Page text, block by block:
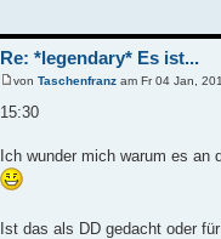
Re: *legendary* Es ist...
von Taschenfranzam Fr 04 Jan,
15:30
Ich wunder mich warum es
Ist das als DD gedacht oder